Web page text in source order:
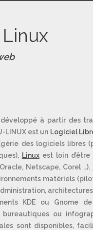
à partir des
LINUX est un Logiciel
des logiciels libres
Linuxest loin
Netscape, Corel …).
matériels
KDE ou Gnome
ou
sont disponibles,